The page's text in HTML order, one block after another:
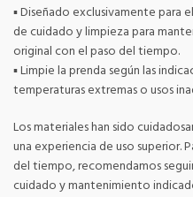
▪ Diseñado exclusivamente para
de cuidado y limpieza para
original con el paso del tiempo.
▪ Limpie la prenda según las
temperaturas extremas o usos
Los materiales han sido
una experiencia de uso superior.
del tiempo, recomendamos
cuidado y mantenimiento